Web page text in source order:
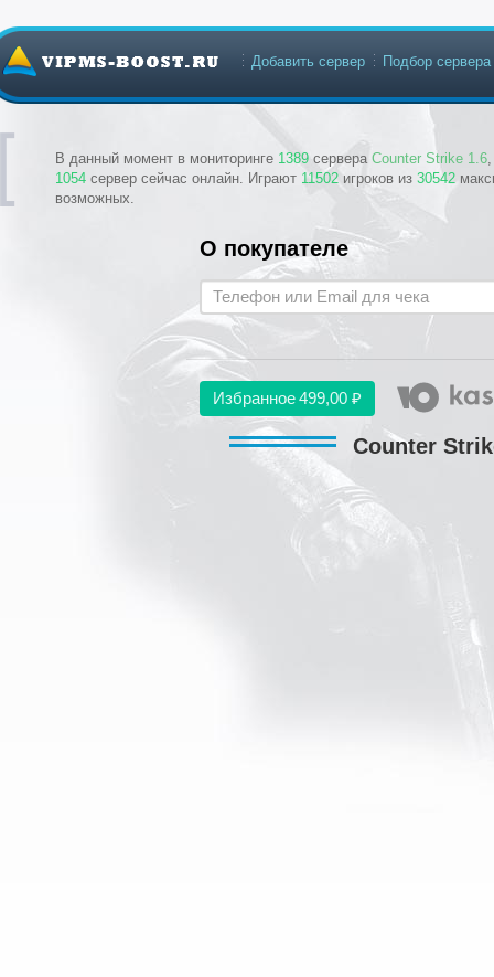
В данный момент в мониторинге 1389 сервера Counter Strike 1.6
1054 сервер сейчас онлайн. Играют 11502 игроков из 30542
возможных.
Добавить сервер Подбор сервера
О покупателе
Избранное499,00 ₽
Counter